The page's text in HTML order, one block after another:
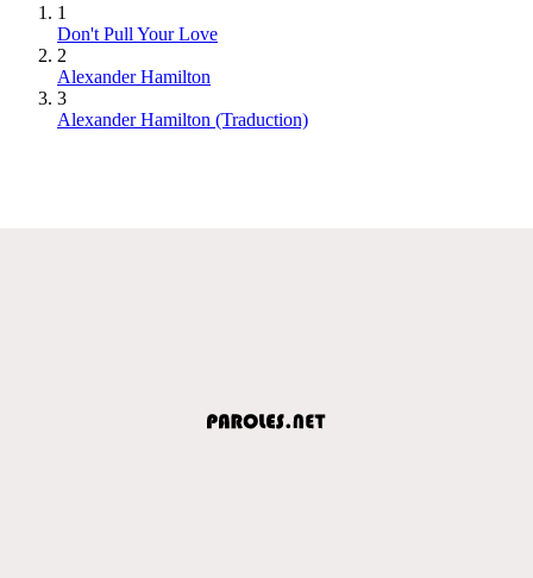
1
Don't Pull Your Love
2
Alexander Hamilton
3
Alexander Hamilton (Traduction)